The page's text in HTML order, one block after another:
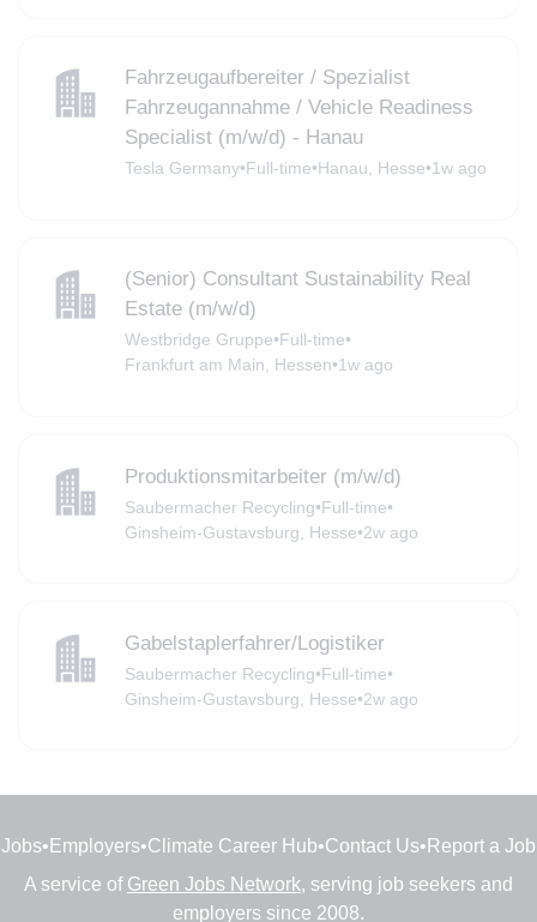
Fahrzeugaufbereiter / Spezialist
Fahrzeugannahme / Vehicle Readiness
Specialist (m/w/d) - Hanau
Tesla Germany•Full-time•Hanau, Hesse•1w ago
(Senior) Consultant Sustainability Real
Estate (m/w/d)
Westbridge Gruppe•Full-time•
Frankfurt am Main, Hessen•1w ago
Produktionsmitarbeiter (m/w/d)
Saubermacher Recycling•Full-time•
Ginsheim-Gustavsburg, Hesse•2w ago
Gabelstaplerfahrer/Logistiker
Saubermacher Recycling•Full-time•
Ginsheim-Gustavsburg, Hesse•2w ago
Jobs• Employers•Climate Career Hub•Contact Us• Report a Job
A service of Green Jobs Network, serving job seekers and
employers since 2008.